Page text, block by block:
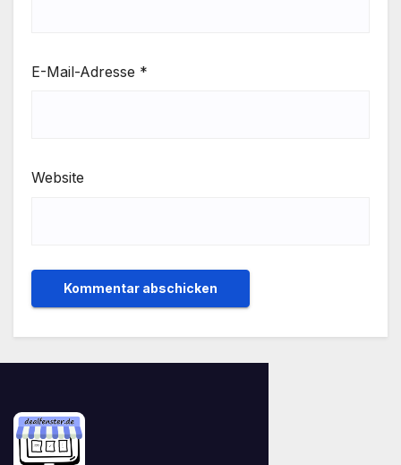
E-Mail-Adresse *
Website